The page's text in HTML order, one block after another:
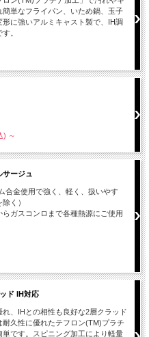
簡単なフライパン、いため鍋、玉子
形に強いアルミキャスト製で、IH調
。
) ～
サージュ
合金使用で強く、軽く、扱いやす
く）
らガスコンロまで各種熱源にご使用
ド IH対応
、IHとの相性も良好な2層クラッド
耐久性に優れたテフロン(TM)プラチ
単です。スピニング加工により軽量